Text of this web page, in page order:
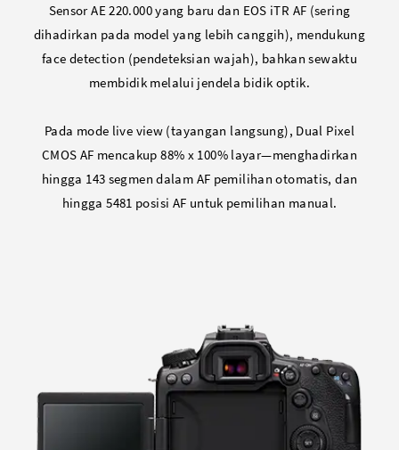
Sensor AE 220.000 yang baru dan EOS iTR AF (sering
dihadirkan pada model yang lebih canggih), mendukung
face detection (pendeteksian wajah), bahkan sewaktu
membidik melalui jendela bidik optik.
Pada mode live view (tayangan langsung), Dual Pixel
CMOS AF mencakup 88% x 100% layar—menghadirkan
hingga 143 segmen dalam AF pemilihan otomatis, dan
hingga 5481 posisi AF untuk pemilihan manual.